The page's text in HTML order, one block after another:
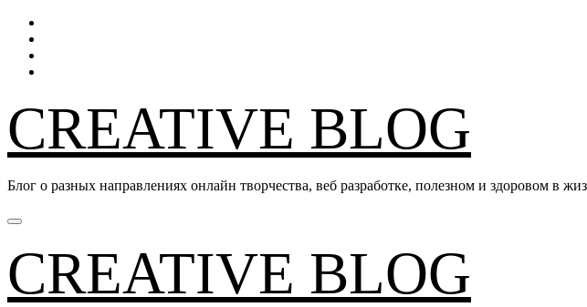
Перейти
содержанию
CREATIVE BLOG
Блог о разных направлениях онлайн творчества, веб разработке, полезном и здоровом в
CREATIVE BLOG